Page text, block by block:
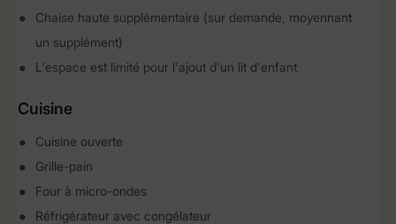
Chaise haute supplémentaire (sur demande, moyennant
un supplément)
L'espace est limité pour l'ajout d'un lit d'enfant
Cuisine
Cuisine ouverte
Grille-pain
Four à micro-ondes
Réfrigérateur avec congélateur